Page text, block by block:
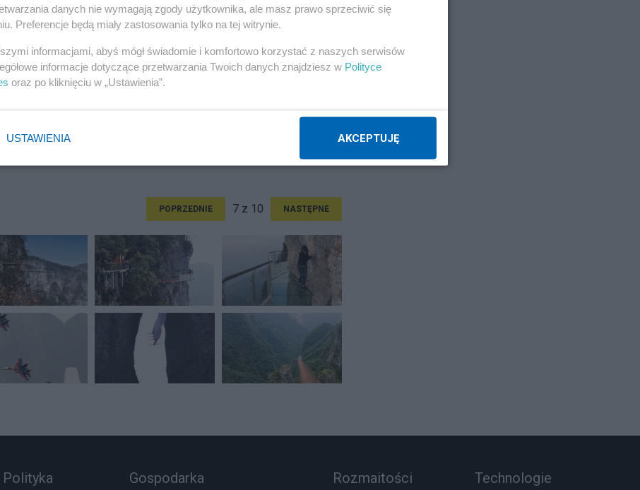
POPRZEDNIE 7 z 10 NASTĘPNE
Polityka Gospodarka Rozmaitości Technologie
danych nie wymagają zgody użytkownika, ale masz prawo sprzeciwić się
Preferencje będą miały zastosowania tylko na tej witrynie.
informacjami, abyś mógł świadomie i komfortowo korzystać z naszych serwisów
informacje dotyczące przetwarzania Twoich danych znajdziesz w Polityce
oraz po kliknięciu w „Ustawienia”.
USTAWIENIA AKCEPTUJĘ